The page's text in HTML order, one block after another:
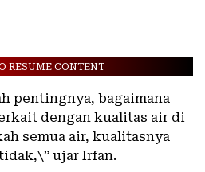
RESUME CONTENT
pentingnya, bagaimana
dengan kualitas air di
semua air, kualitasnya
ujar Irfan.